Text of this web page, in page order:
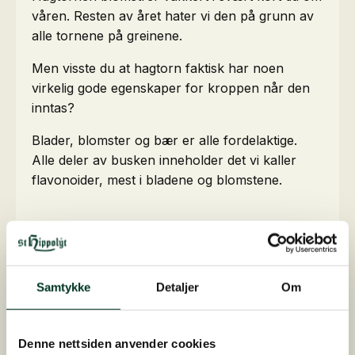
Samtykke Detaljer Om
Denne nettsiden anvender cookies
våren. Resten av året hater vi den på grunn av
alle tornene på greinene.
Men visste du at hagtorn faktisk har noen
virkelig gode egenskaper for kroppen når den
inntas?
Blader, blomster og bær er alle fordelaktige.
Alle deler av busken inneholder det vi kaller
flavonoider, mest i bladene og blomstene.
Det er imidlertid viktig at du ikke tror at
enkeltingredienser/næringsstoffer kan
utgjøre forskjellen for hesten din. Det er
riktig i riktige mengder. Derfor har vi satt